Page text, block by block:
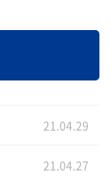
21.04.29
21.04.27